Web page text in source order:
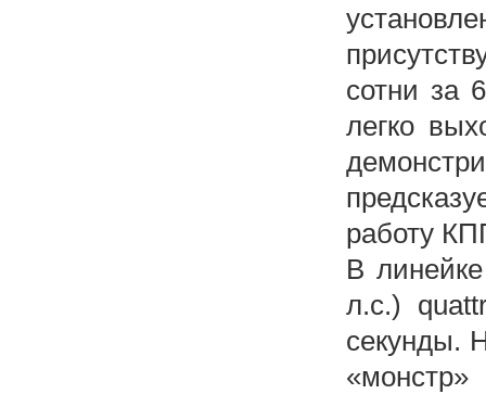
сотни за
легко
работу
В
л.с.)
секунды.
«монстр»